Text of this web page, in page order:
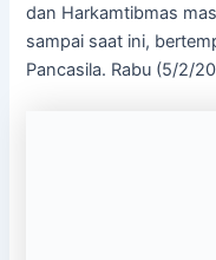
dan Harkamtibmas
sampai saat ini,
Pancasila. Rabu (5/2/